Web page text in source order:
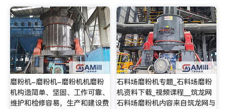
磨粉机-磨粉机-磨粉机机磨粉
机构造简单、坚固、工作可靠、
维护和检修容易，生产和建设费
石料场磨粉机专题_石料场磨粉
机资料下载_视频课程__筑龙网
石料场磨粉机内容来自筑龙网与